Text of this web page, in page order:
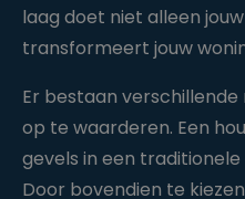
laag doet niet alleen jouw
transformeert jouw
Er bestaan
op te waarderen. Een
gevels in een
Door bovendien te